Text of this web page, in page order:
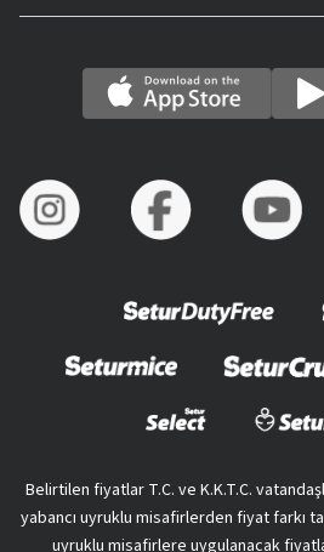
Belirtilen fiyatlar T.C. ve K.K.T.C.
yabancı uyruklu misafirlerden fiyat farkı
uyruklu misafirlere uygulanacak